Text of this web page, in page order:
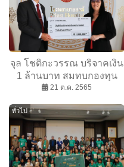
จุล โชติกะวรรณ บริจาคเงิน
1 ล้านบาท สมทบกองทุน
โรงพยาบาลสงฆ์
21 ต.ค. 2565
ทั่วไป